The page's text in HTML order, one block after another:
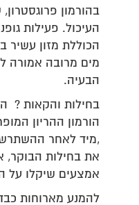
בהורמון
העיכול. פעילות
הכוללת מזון עשיר
מים מרובה אמורה
הבעיה.
הורמון ההריון
,מיד לאחר
את בחילות הבוקר,
אמצעים שיקלו על
להמנע מארוחות